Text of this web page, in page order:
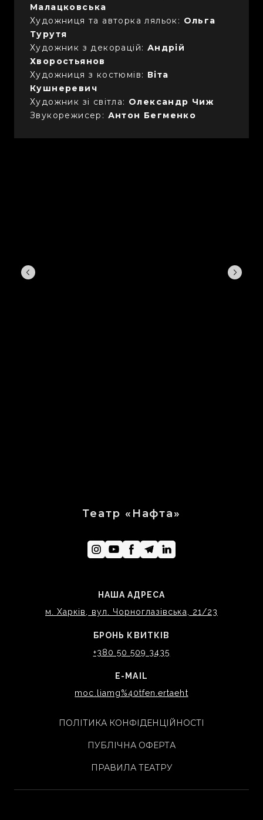
Малацковська
Художниця та авторка ляльок: Ольга
Турутя
Художник з декорацій: Андрій
Хворостьянов
Художниця з костюмів: Віта
Кушнеревич
Художник зі світла: Олександр Чиж
Звукорежисер: Антон Бегменко
Театр «Нафта»
НАША АДРЕСА
м. Харків, вул. Чорноглазівська, 21/23
БРОНЬ КВИТКІВ
+380 50 509 3435
E-MAIL
moc.liamg%40tfen.ertaeht
ПОЛІТИКА КОНФІДЕНЦІЙНОСТІ
ПУБЛІЧНА ОФЕРТА
ПРАВИЛА ТЕАТРУ